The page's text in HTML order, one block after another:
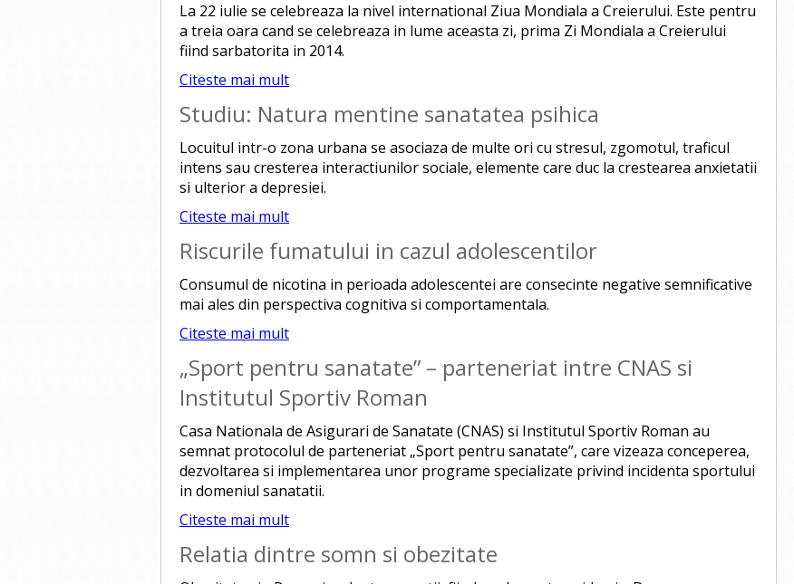
La 22 iulie se celebreaza la nivel international Ziua Mondiala a Creierului. Este pentru
a treia oara cand se celebreaza in lume aceasta zi, prima Zi Mondiala a Creierului
fiind sarbatorita in 2014.
Citeste mai mult
Studiu: Natura mentine sanatatea psihica
Locuitul intr-o zona urbana se asociaza de multe ori cu stresul, zgomotul, traficul
intens sau cresterea interactiunilor sociale, elemente care duc la crestearea anxietatii
si ulterior a depresiei.
Citeste mai mult
Riscurile fumatului in cazul adolescentilor
Consumul de nicotina in perioada adolescentei are consecinte negative semnificative
mai ales din perspectiva cognitiva si comportamentala.
Citeste mai mult
„Sport pentru sanatate” – parteneriat intre CNAS si
Institutul Sportiv Roman
Casa Nationala de Asigurari de Sanatate (CNAS) si Institutul Sportiv Roman au
semnat protocolul de parteneriat „Sport pentru sanatate”, care vizeaza conceperea,
dezvoltarea si implementarea unor programe specializate privind incidenta sportului
in domeniul sanatatii.
Citeste mai mult
Relatia dintre somn si obezitate